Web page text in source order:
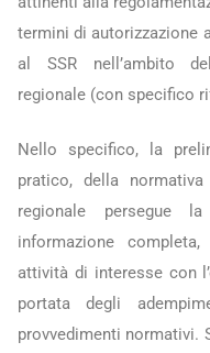
termini di autorizzazione
al SSR nell’ambito
regionale (con specifico
Nello specifico, la
pratico, della
regionale persegue
informazione
attività di interesse con
portata degli
provvedimenti normativi.